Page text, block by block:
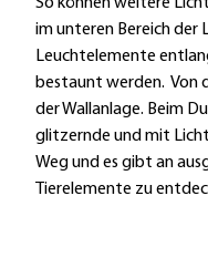
im unteren Bereich der
Leuchtelemente
bestaunt werden. Von
der Wallanlage. Beim
glitzernde und mit
Weg und es gibt an
Tierelemente zu